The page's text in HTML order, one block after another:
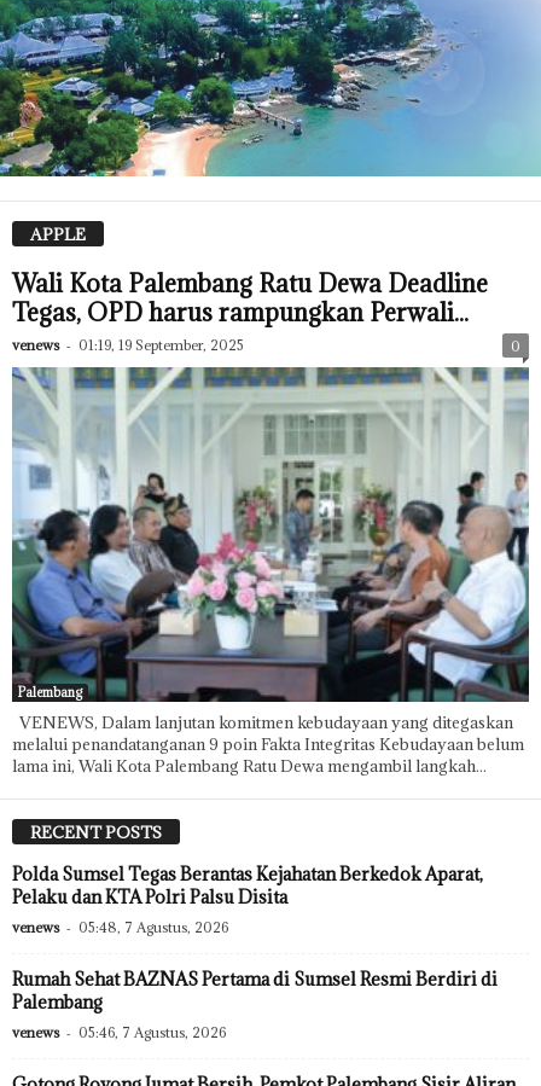
APPLE
Wali Kota Palembang Ratu Dewa Deadline
Tegas, OPD harus rampungkan Perwali...
venews - 01:19, 19 September, 2025 0
Palembang
VENEWS, Dalam lanjutan komitmen kebudayaan yang ditegaskan
melalui penandatanganan 9 poin Fakta Integritas Kebudayaan belum
lama ini, Wali Kota Palembang Ratu Dewa mengambil langkah...
RECENT POSTS
Polda Sumsel Tegas Berantas Kejahatan Berkedok Aparat,
Pelaku dan KTA Polri Palsu Disita
venews - 05:48, 7 Agustus, 2026
Rumah Sehat BAZNAS Pertama di Sumsel Resmi Berdiri di
Palembang
venews - 05:46, 7 Agustus, 2026